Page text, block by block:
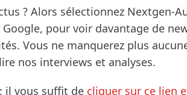
? Alors sélectionnez Nextgen-
pour voir davantage de
Vous ne manquerez plus
nos interviews et analyses.
il vous suffit de cliquer sur ce lien